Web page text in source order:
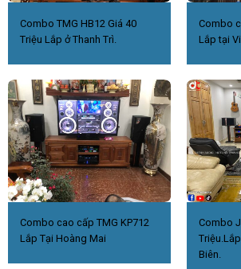
Combo TMG HB12 Giá 40
Triệu Lắp ở Thanh Trì.
Combo
Lắp tại
Combo cao cấp TMG KP712
Lắp Tại Hoàng Mai
Combo
Biên.